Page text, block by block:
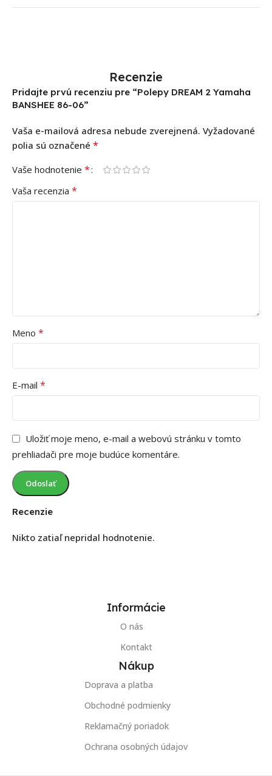
Recenzie
Recenzie
Nikto zatiaľ nepridal hodnotenie.
Pridajte prvú recenziu pre “Polepy DREAM 2 Yamaha
BANSHEE 86-06”
Vaša e-mailová adresa nebude zverejnená. Vyžadované
polia sú označené *
Vaše hodnotenie *
Vaša recenzia *
Meno *
E-mail *
Uložiť moje meno, e-mail a webovú stránku v tomto
prehliadači pre moje budúce komentáre.
Informácie
O nás
Kontakt
Nákup
Doprava a platba
Obchodné podmienky
Reklamačný poriadok
Ochrana osobných údajov